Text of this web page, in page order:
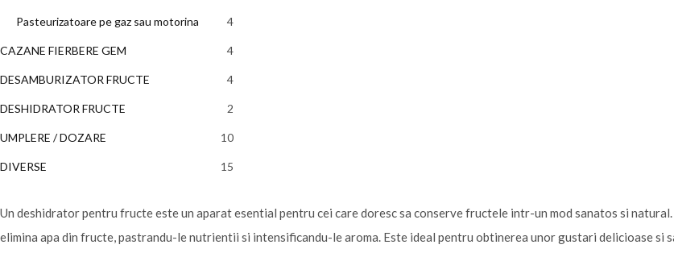
Pasteurizatoare pe gaz sau motorina 4
CAZANE FIERBERE GEM 4
DESAMBURIZATOR FRUCTE 4
DESHIDRATOR FRUCTE 2
UMPLERE / DOZARE 10
DIVERSE 15
Un deshidrator pentru fructe este un aparat esential pentru cei care doresc sa conserve fructele intr-un mod sanatos si
elimina apa din fructe, pastrandu-le nutrientii si intensificandu-le aroma. Este ideal pentru obtinerea unor gustari delicioase si